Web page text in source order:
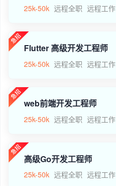
25k-50k 远程全职 远程工作
Flutter 高级开发工程师
25k-50k 远程全职 远程工作
web前端开发工程师
25k-50k 远程全职 远程工作
高级Go开发工程师
25k-50k 远程全职 远程工作